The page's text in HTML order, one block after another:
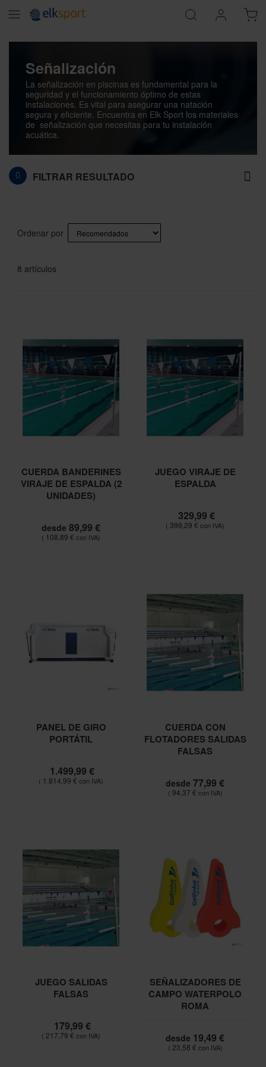
Señalización
La señalización en piscinas es fundamental para la
seguridad y el funcionamiento óptimo de estas
instalaciones. Es vital para asegurar una natación
segura y eficiente. Encuentra en Elk Sport los materiales
de señalización que necesitas para tu instalación
acuática.
FILTRAR RESULTADO
8 artículos
Ordenar por
CUERDA BANDERINES
VIRAJE DE ESPALDA (2
UNIDADES)
desde 89,99 €
108,89 €
JUEGO VIRAJE DE
ESPALDA
329,99 €
399,29 €
PANEL DE GIRO
PORTÁTIL
1.499,99 €
1.814,99 €
CUERDA CON
FLOTADORES SALIDAS
FALSAS
desde 77,99 €
94,37 €
JUEGO SALIDAS
FALSAS
179,99 €
217,79 €
SEÑALIZADORES DE
CAMPO WATERPOLO
ROMA
desde 19,49 €
23,58 €